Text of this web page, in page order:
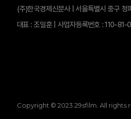
(주)한국경제신문사 | 서울특별시 중구
대표 : 조일훈 | 사업자등록번호 : 110-
Copyright © 2023 29sfilm. All rights